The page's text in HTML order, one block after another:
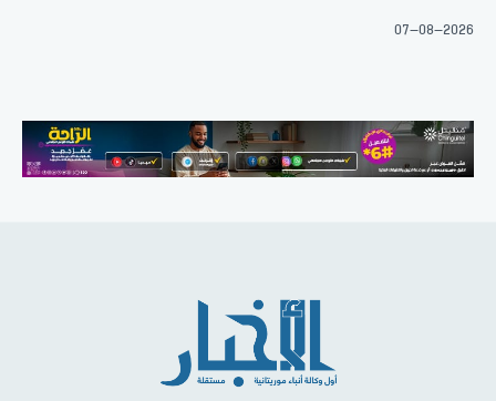
07-08-2026